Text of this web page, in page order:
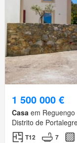
1 500 000 €
Casa em
Distrito de
T12 7